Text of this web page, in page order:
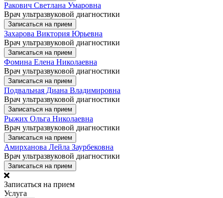
Ракович Светлана Умаровна
Врач ультразвуковой диагностики
Записаться на прием
Захарова Виктория Юрьевна
Врач ультразвуковой диагностики
Записаться на прием
Фомина Елена Николаевна
Врач ультразвуковой диагностики
Записаться на прием
Подвальная Диана Владимировна
Врач ультразвуковой диагностики
Записаться на прием
Рыжих Ольга Николаевна
Врач ультразвуковой диагностики
Записаться на прием
Амирханова Лейла Заурбековна
Врач ультразвуковой диагностики
Записаться на прием
Записаться на прием
Услуга